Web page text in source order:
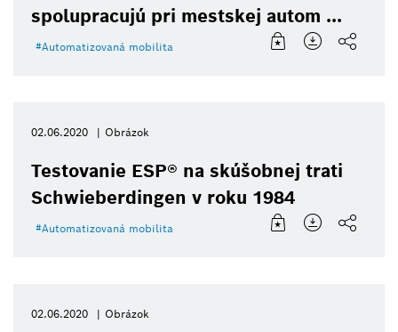
spolupracujú pri mestskej autom ...
Automatizovaná mobilita
02.06.2020 Obrázok
Testovanie ESP® na skúšobnej trati
Schwieberdingen v roku 1984
Automatizovaná mobilita
02.06.2020 Obrázok